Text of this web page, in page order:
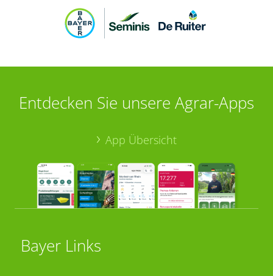
Entdecken Sie unsere Agrar-Apps
App Übersicht
Bayer Links